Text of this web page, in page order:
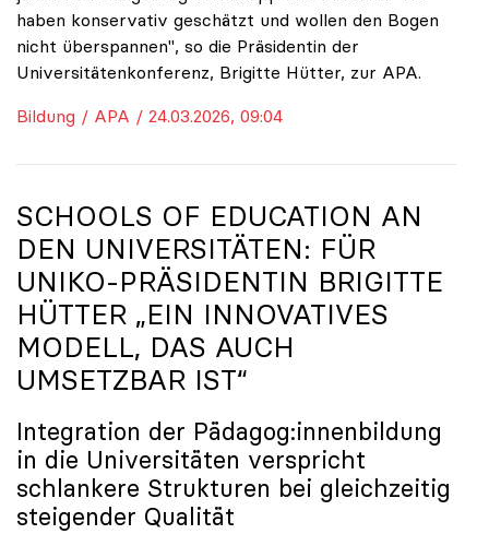
haben konservativ geschätzt und wollen den Bogen
nicht überspannen", so die Präsidentin der
Universitätenkonferenz, Brigitte Hütter, zur APA.
Bildung / APA / 24.03.2026, 09:04
SCHOOLS OF EDUCATION AN
DEN UNIVERSITÄTEN: FÜR
UNIKO-PRÄSIDENTIN BRIGITTE
HÜTTER „EIN INNOVATIVES
MODELL, DAS AUCH
UMSETZBAR IST“
Integration der Pädagog:innenbildung
in die Universitäten verspricht
schlankere Strukturen bei gleichzeitig
steigender Qualität